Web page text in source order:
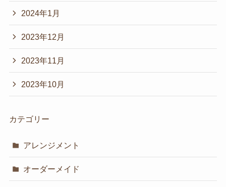
2024年1月
2023年12月
2023年11月
2023年10月
カテゴリー
アレンジメント
オーダーメイド